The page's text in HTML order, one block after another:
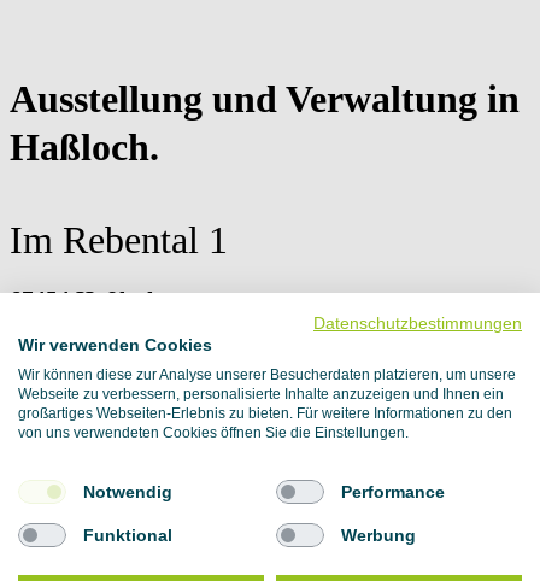
Ausstellung und Verwaltung in
Haßloch.
Im Rebental 1
67454 Haßloch
Kontaktanfrage
Sie haben Interesse an unseren
zur Kontaktanfrage+
Datenschutzbestimmungen
Wir verwenden Cookies
Wir können diese zur Analyse unserer Besucherdaten platzieren, um unsere
Webseite zu verbessern, personalisierte Inhalte anzuzeigen und Ihnen ein
großartiges Webseiten-Erlebnis zu bieten. Für weitere Informationen zu den
von uns verwendeten Cookies öffnen Sie die Einstellungen.
Notwendig Performance
Funktional Werbung